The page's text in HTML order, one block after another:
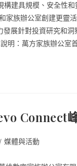
構建具規模、安全性
族辦公室創建更靈
展針對投資研究和
明：萬方家族辦公室
Connect
/ 媒體與活動